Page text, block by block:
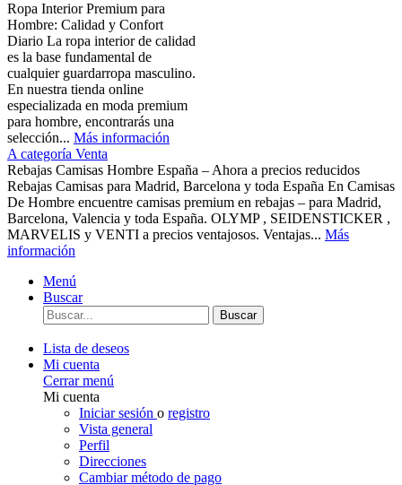
Ropa Interior Premium para
Hombre: Calidad y Confort
Diario La ropa interior de calidad
es la base fundamental de
cualquier guardarropa masculino.
En nuestra tienda online
especializada en moda premium
para hombre, encontrarás una
selección... Más información
A categoría Venta
Rebajas Camisas Hombre España – Ahora a precios reducidos
Rebajas Camisas para Madrid, Barcelona y toda España En Camisas
De Hombre encuentre camisas premium en rebajas – para Madrid,
Barcelona, Valencia y toda España. OLYMP , SEIDENSTICKER ,
MARVELIS y VENTI a precios ventajosos. Ventajas... Más
información
Menú
Buscar
Buscar
Lista de deseos
Mi cuenta
Cerrar menú
Mi cuenta
Iniciar sesión o registro
Vista general
Perfil
Direcciones
Cambiar método de pago